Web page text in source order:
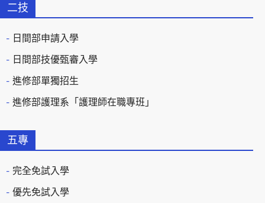
二技
日間部申請入學
日間部技優甄審入學
進修部單獨招生
進修部護理系「護理師在職專班」
五專
完全免試入學
優先免試入學